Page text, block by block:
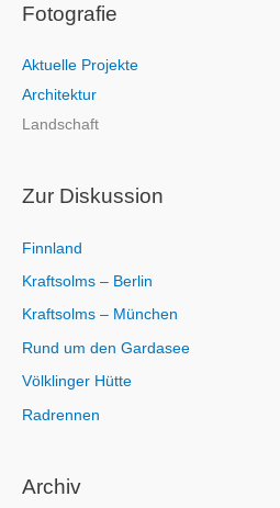
h
n
n
a
h
Fotografie
Aktuelle Projekte
Architektur
Landschaft
Zur Diskussion
Finnland
Kraftsolms – Berlin
Kraftsolms – München
Rund um den Gardasee
Völklinger Hütte
Radrennen
Archiv